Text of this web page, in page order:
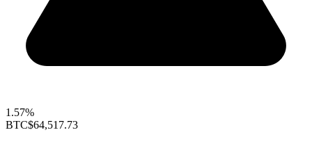
1.57%
BTC$64,517.73